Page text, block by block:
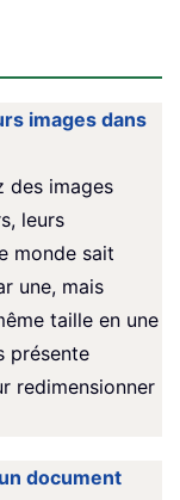
images dans
des images
leurs
monde sait
une, mais
taille en une
présente
redimensionner
document